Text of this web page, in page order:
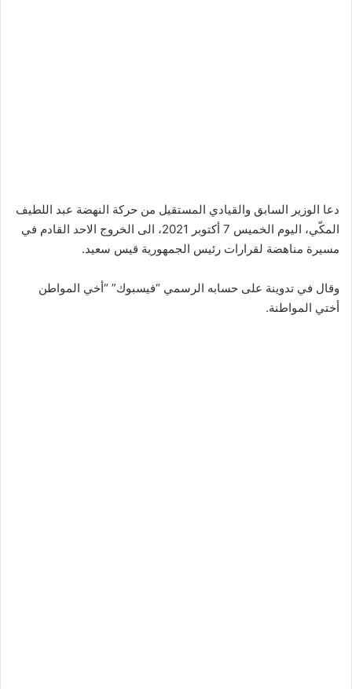
دعا الوزير السابق والقيادي المستقيل من حركة النهضة عبد اللطيف
المكّي، اليوم الخميس 7 أكتوبر 2021، الى الخروج الاحد القادم في
مسيرة مناهضة لقرارات رئيس الجمهورية قيس سعيد.
وقال في تدوينة على حسابه الرسمي “فيسبوك” “أخي المواطن
أختي المواطنة.